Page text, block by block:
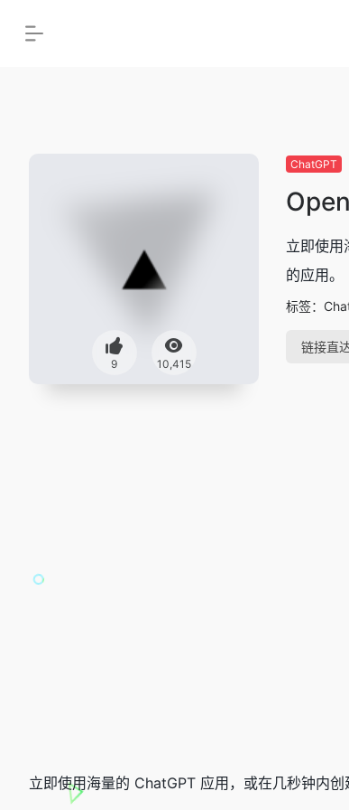
9 10,415
ChatGPT
立即使用
的应用。
标签：
链接直
立即使用海量的 ChatGPT 应用，或在几秒钟内创